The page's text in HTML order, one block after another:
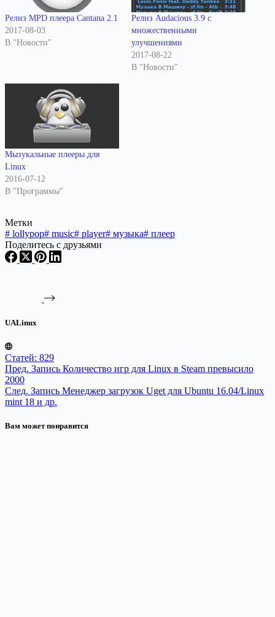
Релиз MPD плеера Cantana 2.1
2017-08-03
В "Новости"
Релиз Audacious 3.9 с
множественными
улучшениями
2017-08-22
В "Новости"
Мызукальные плееры для
Linux
2016-07-12
В "Программы"
Метки
# lollypop# music# player# музыка# плеер
Поделитесь с друзьями
UALinux
Статей: 829
Пред. Запись Количество игр для Linux в Steam превысило
2000
След. Запись Менеджер загрузок Uget для Ubuntu 16.04/Linux
mint 18 и др.
Вам может понравится